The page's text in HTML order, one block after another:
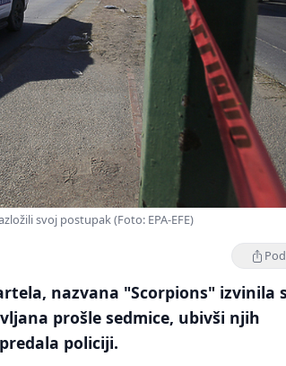
svoj postupak (Foto: EPA-EFE)
nazvana "Scorpions" izvinila
prošle sedmice, ubivši njih
policiji.